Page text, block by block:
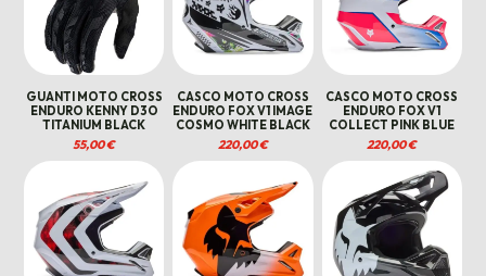
GUANTI MOTO CROSS
ENDURO KENNY D3O
TITANIUM BLACK
55,00€
CASCO MOTO CROSS
ENDURO FOX V1 IMAGE
COSMO WHITE BLACK
220,00€
CASCO MOTO CROSS
ENDURO FOX V1
COLLECT PINK BLUE
220,00€